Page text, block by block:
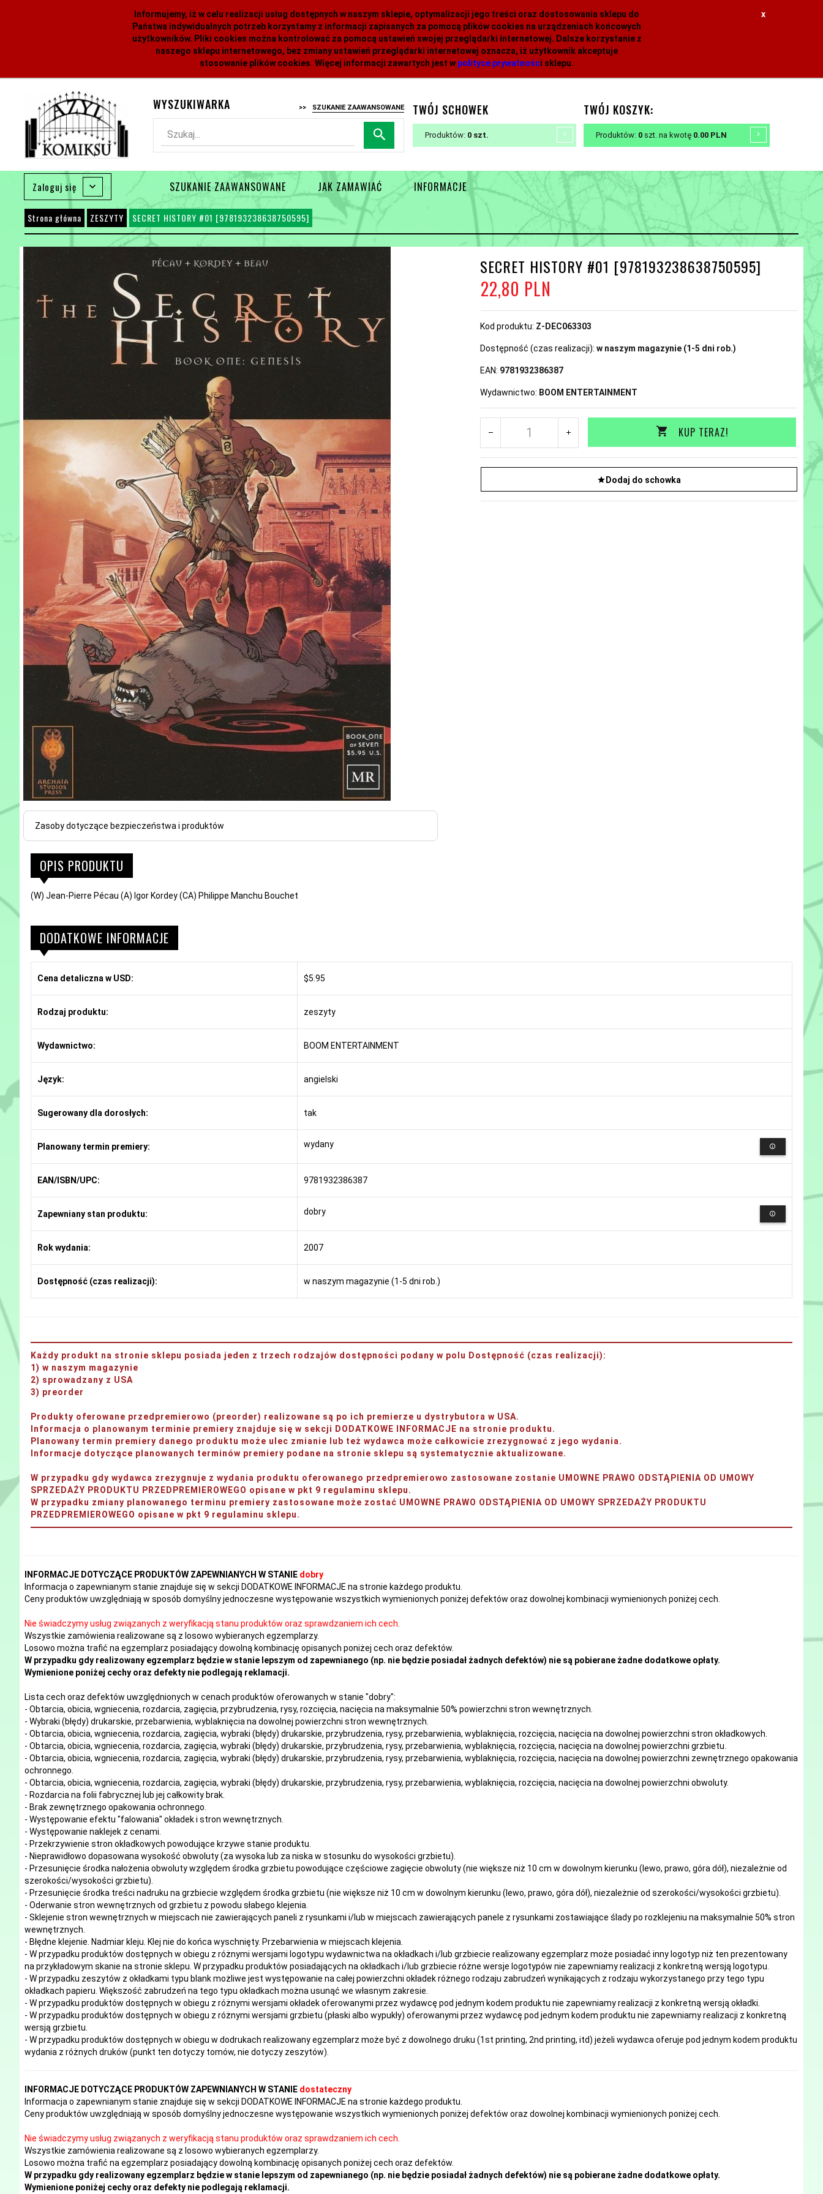
Informujemy, iż w celu realizacji usług dostępnych w naszym sklepie, optymalizacji jego treści oraz dostosowania sklepu do
Państwa indywidualnych potrzeb korzystamy z informacji zapisanych za pomocą plików cookies na urządzeniach końcowych
użytkowników. Pliki cookies można kontrolować za pomocą ustawień swojej przeglądarki internetowej. Dalsze korzystanie z
naszego sklepu internetowego, bez zmiany ustawień przeglądarki internetowej oznacza, iż użytkownik akceptuje
stosowanie plików cookies. Więcej informacji zawartych jest w polityce prywatności sklepu.
x
WYSZUKIWARKA >> SZUKANIE ZAAWANSOWANE
Szukaj...
TWÓJ SCHOWEK
Produktów: 0
TWÓJ KOSZYK:
Produktów: 0 szt.na kwotę 0.00 PLN
Zaloguj się SZUKANIE ZAAWANSOWANE JAK ZAMAWIAĆ INFORMACJE
Strona główna ZESZYTY SECRET HISTORY #01 [978193238638750595]
Zasoby dotyczące bezpieczeństwa i produktów
SECRET HISTORY #01 [978193238638750595]
22,80 PLN
Kod produktu: Z-DEC063303
Dostępność (czas realizacji): w naszym magazynie (1-5 dni rob.)
EAN: 9781932386387
Wydawnictwo: BOOM ENTERTAINMENT
KUP TERAZ!
Dodaj do schowka
OPIS PRODUKTU
(W) Jean-Pierre Pécau (A) Igor Kordey (CA) Philippe Manchu Bouchet
DODATKOWE INFORMACJE
Cena detaliczna w USD: $5.95
Rodzaj produktu: zeszyty
Wydawnictwo: BOOM ENTERTAINMENT
Język: angielski
Sugerowany dla dorosłych: tak
Planowany termin premiery: wydany
EAN/ISBN/UPC: 9781932386387
Zapewniany stan produktu: dobry
Rok wydania: 2007
Dostępność (czas realizacji): w naszym magazynie (1-5 dni rob.)
Każdy produkt na stronie sklepu posiada jeden z trzech rodzajów dostępności podany w polu Dostępność (czas realizacji):
1) w naszym magazynie
2) sprowadzany z USA
3) preorder
Produkty oferowane przedpremierowo (preorder) realizowane są po ich premierze u dystrybutora w USA.
Informacja o planowanym terminie premiery znajduje się w sekcji DODATKOWE INFORMACJE na stronie produktu.
Planowany termin premiery danego produktu może ulec zmianie lub też wydawca może całkowicie zrezygnować z jego wydania.
Informacje dotyczące planowanych terminów premiery podane na stronie sklepu są systematycznie aktualizowane.
W przypadku gdy wydawca zrezygnuje z wydania produktu oferowanego przedpremierowo zastosowane zostanie UMOWNE PRAWO ODSTĄPIENIA OD UMOWY
SPRZEDAŻY PRODUKTU PRZEDPREMIEROWEGO opisane w pkt 9 regulaminu sklepu.
W przypadku zmiany planowanego terminu premiery zastosowane może zostać UMOWNE PRAWO ODSTĄPIENIA OD UMOWY SPRZEDAŻY PRODUKTU
PRZEDPREMIEROWEGO opisane w pkt 9 regulaminu sklepu.
INFORMACJE DOTYCZĄCE PRODUKTÓW ZAPEWNIANYCH W STANIE dobry
Informacja o zapewnianym stanie znajduje się w sekcji DODATKOWE INFORMACJE na stronie każdego produktu.
Ceny produktów uwzględniają w sposób domyślny jednoczesne występowanie wszystkich wymienionych poniżej defektów oraz dowolnej kombinacji wymienionych poniżej cech.
Nie świadczymy usług związanych z weryfikacją stanu produktów oraz sprawdzaniem ich cech.
Wszystkie zamówienia realizowane są z losowo wybieranych egzemplarzy.
Losowo można trafić na egzemplarz posiadający dowolną kombinację opisanych poniżej cech oraz defektów.
W przypadku gdy realizowany egzemplarz będzie w stanie lepszym od zapewnianego (np. nie będzie posiadał żadnych defektów) nie są pobierane żadne dodatkowe opłaty.
Wymienione poniżej cechy oraz defekty nie podlegają reklamacji.
Lista cech oraz defektów uwzględnionych w cenach produktów oferowanych w stanie "dobry":
- Obtarcia, obicia, wgniecenia, rozdarcia, zagięcia, przybrudzenia, rysy, rozcięcia, nacięcia na maksymalnie 50% powierzchni stron wewnętrznych.
- Wybraki (błędy) drukarskie, przebarwienia, wyblaknięcia na dowolnej powierzchni stron wewnętrznych.
- Obtarcia, obicia, wgniecenia, rozdarcia, zagięcia, wybraki (błędy) drukarskie, przybrudzenia, rysy, przebarwienia, wyblaknięcia, rozcięcia, nacięcia na dowolnej powierzchni stron okładkowych.
- Obtarcia, obicia, wgniecenia, rozdarcia, zagięcia, wybraki (błędy) drukarskie, przybrudzenia, rysy, przebarwienia, wyblaknięcia, rozcięcia, nacięcia na dowolnej powierzchni grzbietu.
- Obtarcia, obicia, wgniecenia, rozdarcia, zagięcia, wybraki (błędy) drukarskie, przybrudzenia, rysy, przebarwienia, wyblaknięcia, rozcięcia, nacięcia na dowolnej powierzchni zewnętrznego opakowania
ochronnego.
- Obtarcia, obicia, wgniecenia, rozdarcia, zagięcia, wybraki (błędy) drukarskie, przybrudzenia, rysy, przebarwienia, wyblaknięcia, rozcięcia, nacięcia na dowolnej powierzchni obwoluty.
- Rozdarcia na folii fabrycznej lub jej całkowity brak.
- Brak zewnętrznego opakowania ochronnego.
- Występowanie efektu "falowania" okładek i stron wewnętrznych.
- Występowanie naklejek z cenami.
- Przekrzywienie stron okładkowych powodujące krzywe stanie produktu.
- Nieprawidłowo dopasowana wysokość obwoluty (za wysoka lub za niska w stosunku do wysokości grzbietu).
- Przesunięcie środka nałożenia obwoluty względem środka grzbietu powodujące częściowe zagięcie obwoluty (nie większe niż 10 cm w dowolnym kierunku (lewo, prawo, góra dół), niezależnie od
szerokości/wysokości grzbietu).
- Przesunięcie środka treści nadruku na grzbiecie względem środka grzbietu (nie większe niż 10 cm w dowolnym kierunku (lewo, prawo, góra dół), niezależnie od szerokości/wysokości grzbietu).
- Oderwanie stron wewnętrznych od grzbietu z powodu słabego klejenia.
- Sklejenie stron wewnętrznych w miejscach nie zawierających paneli z rysunkami i/lub w miejscach zawierających panele z rysunkami zostawiające ślady po rozklejeniu na maksymalnie 50% stron
wewnętrznych.
- Błędne klejenie. Nadmiar kleju. Klej nie do końca wyschnięty. Przebarwienia w miejscach klejenia.
- W przypadku produktów dostępnych w obiegu z różnymi wersjami logotypu wydawnictwa na okładkach i/lub grzbiecie realizowany egzemplarz może posiadać inny logotyp niż ten prezentowany
na przykładowym skanie na stronie sklepu. W przypadku produktów posiadających na okładkach i/lub grzbiecie różne wersje logotypów nie zapewniamy realizacji z konkretną wersją logotypu.
- W przypadku zeszytów z okładkami typu blank możliwe jest występowanie na całej powierzchni okładek różnego rodzaju zabrudzeń wynikających z rodzaju wykorzystanego przy tego typu
okładkach papieru. Większość zabrudzeń na tego typu okładkach można usunąć we własnym zakresie.
- W przypadku produktów dostępnych w obiegu z różnymi wersjami okładek oferowanymi przez wydawcę pod jednym kodem produktu nie zapewniamy realizacji z konkretną wersją okładki.
- W przypadku produktów dostępnych w obiegu z różnymi wersjami grzbietu (płaski albo wypukły) oferowanymi przez wydawcę pod jednym kodem produktu nie zapewniamy realizacji z konkretną
wersją grzbietu.
- W przypadku produktów dostępnych w obiegu w dodrukach realizowany egzemplarz może być z dowolnego druku (1st printing, 2nd printing, itd) jeżeli wydawca oferuje pod jednym kodem produktu
wydania z różnych druków (punkt ten dotyczy tomów, nie dotyczy zeszytów).
INFORMACJE DOTYCZĄCE PRODUKTÓW ZAPEWNIANYCH W STANIE dostateczny
Informacja o zapewnianym stanie znajduje się w sekcji DODATKOWE INFORMACJE na stronie każdego produktu.
Ceny produktów uwzględniają w sposób domyślny jednoczesne występowanie wszystkich wymienionych poniżej defektów oraz dowolnej kombinacji wymienionych poniżej cech.
Nie świadczymy usług związanych z weryfikacją stanu produktów oraz sprawdzaniem ich cech.
Wszystkie zamówienia realizowane są z losowo wybieranych egzemplarzy.
Losowo można trafić na egzemplarz posiadający dowolną kombinację opisanych poniżej cech oraz defektów.
W przypadku gdy realizowany egzemplarz będzie w stanie lepszym od zapewnianego (np. nie będzie posiadał żadnych defektów) nie są pobierane żadne dodatkowe opłaty.
Wymienione poniżej cechy oraz defekty nie podlegają reklamacji.